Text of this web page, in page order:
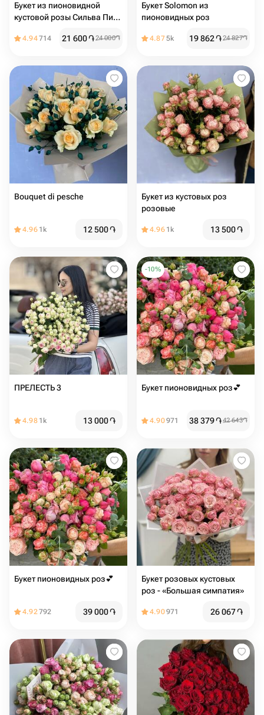
Букет из пионовидной
кустовой розы Сильва Пинк
упаковке
4.94714 21 600֏24 000֏
Букет Solomon из
пионовидных роз
4.875k 19 862֏24 827֏
Bouquet di pesche
4.96 1k 12 500֏
Букет из кустовых роз
розовые
4.96 1k 13 500֏
ПРЕЛЕСТЬ 3
4.98 1k 13 000֏
-10%
Букет пионовидных роз💕
4.90971 38 379֏42 643֏
Букет пионовидных роз💕
4.92792 39 000֏
Букет розовых кустовых
роз - «Большая симпатия»
4.90971 26 067֏